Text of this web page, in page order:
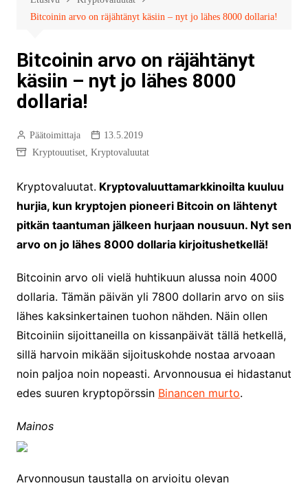
Bitcoinin arvo on räjähtänyt käsiin – nyt jo lähes 8000 dollaria!
Bitcoinin arvo on räjähtänyt
käsiin – nyt jo lähes 8000
dollaria!
Päätoimittaja
13.5.2019
Kryptouutiset, Kryptovaluutat
Kryptovaluutat. Kryptovaluuttamarkkinoilta kuuluu
hurjia, kun kryptojen pioneeri Bitcoin on lähtenyt
pitkän taantuman jälkeen hurjaan nousuun. Nyt sen
arvo on jo lähes 8000 dollaria kirjoitushetkellä!
Bitcoinin arvo oli vielä huhtikuun alussa noin 4000
dollaria. Tämän päivän yli 7800 dollarin arvo on siis
lähes kaksinkertainen tuohon nähden. Näin ollen
Bitcoiniin sijoittaneilla on kissanpäivät tällä hetkellä,
sillä harvoin mikään sijoituskohde nostaa arvoaan
noin paljoa noin nopeasti. Arvonnousua ei hidastanut
edes suuren kryptopörssin Binancen murto.
Mainos
Arvonnousun taustalla on arvioitu olevan